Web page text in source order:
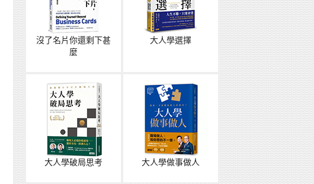
沒了名片你還剩下甚
麼
大人學選擇
大人學破局思考 大人學做事做人